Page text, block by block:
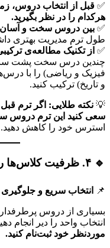
✅ قبل از انتخاب دروس،
هرکدام را در نظر بگیرید.
✅ بین دروس سخت و آسان
طول ترم مدیریت بهتری
✅ از تکنیک مطالعه‌ی
چندین درس سخت پشت سر
فیزیک و ریاضی) را با
و تاریخ) ترکیب کنید.
💡 نکته طلایی: اگر ترم
سعی کنید این ترم دروس
استرس خود را کاهش دهید.
🔹 ۴. ظرفیت کلاس‌ها را بررسی کنید ⏳
📌 انتخاب سریع و
بسیاری از دروس
انتخاب واحد را دیر انجام
موردنظر خود ثبت‌نام کنید.